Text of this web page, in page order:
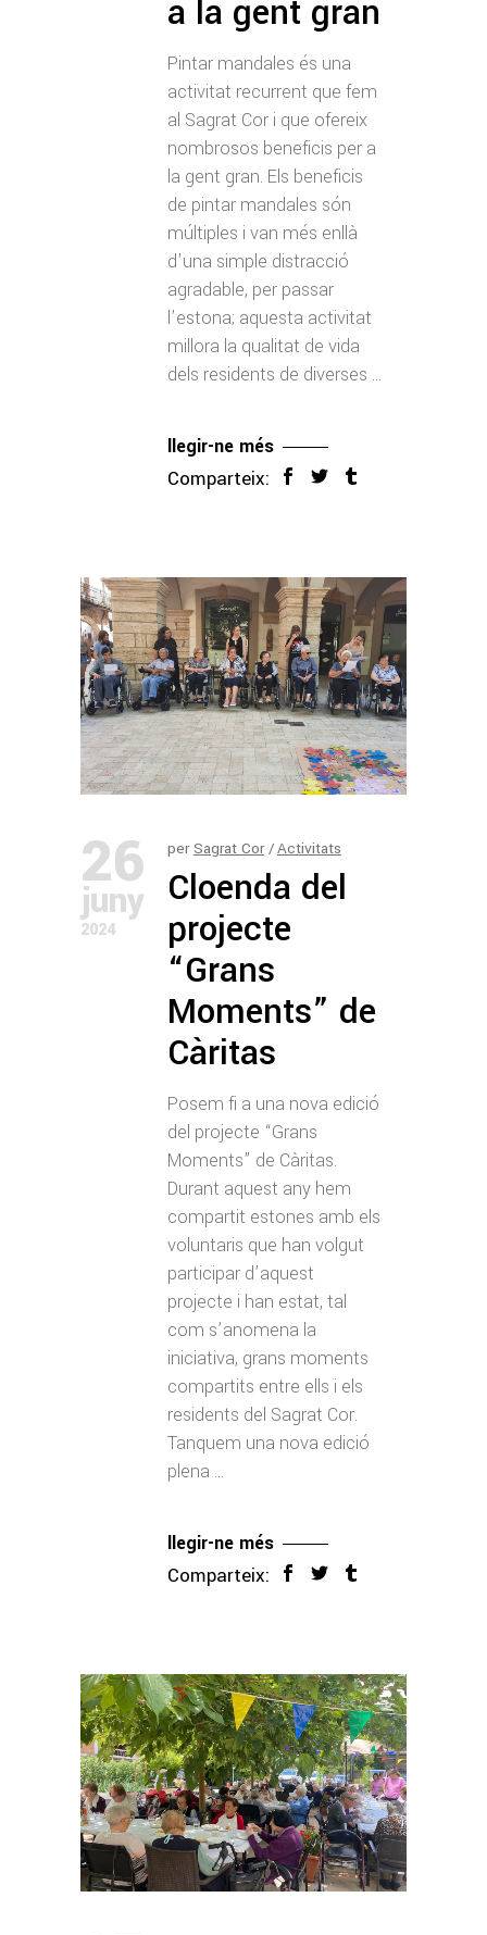
a la gent gran
Pintar mandales és una
activitat recurrent que fem
al Sagrat Cor i que ofereix
nombrosos beneficis per a
la gent gran. Els beneficis
de pintar mandales són
múltiples i van més enllà
d'una simple distracció
agradable, per passar
l’estona; aquesta activitat
millora la qualitat de vida
dels residents de diverses
llegir-ne més
Comparteix:
26
juny
2024
perSagrat Cor Activitats
Cloenda del
projecte
“Grans
Moments” de
Càritas
Posem fi a una nova edició
del projecte “Grans
Moments” de Càritas.
Durant aquest any hem
compartit estones amb els
voluntaris que han volgut
participar d’aquest
projecte i han estat, tal
com s’anomena la
iniciativa, grans moments
compartits entre ells i els
residents del Sagrat Cor.
Tanquem una nova edició
plena
llegir-ne més
Comparteix: